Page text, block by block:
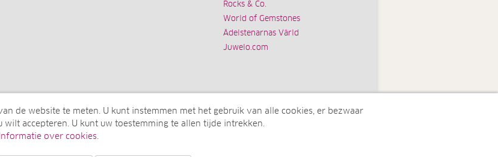
Rocks & Co.
World of Gemstones
Ädelstenarnas Värld
Juwelo.com
van de elumeo SE)
de website te meten. U kunt instemmen met het gebruik van alle cookies, er bezwaar
accepteren. U kunt uw toestemming te allen tijde intrekken.
Informatie over cookies.